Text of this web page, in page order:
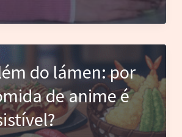
do lámen: por
de anime é